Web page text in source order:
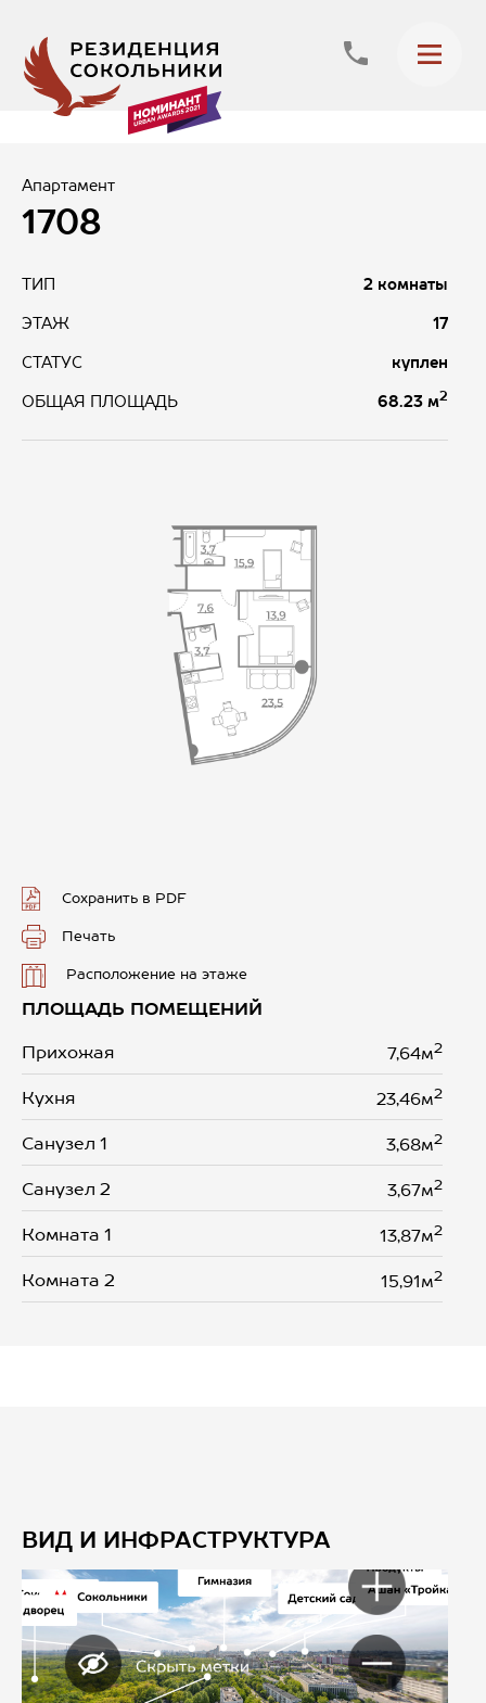
Апартамент
1708
ТИП 2 комнаты
ЭТАЖ 17
СТАТУС куплен
ОБЩАЯ ПЛОЩАДЬ 68.23 м2
Сохранить в PDF
Печать
Расположение на этаже
ПЛОЩАДЬ ПОМЕЩЕНИЙ
Прихожая 7,64м2
Кухня 23,46м2
Санузел 1 3,68м2
Санузел 2 3,67м2
Комната 1 13,87м2
Комната 2 15,91м2
ВИД И ИНФРАСТРУКТУРА